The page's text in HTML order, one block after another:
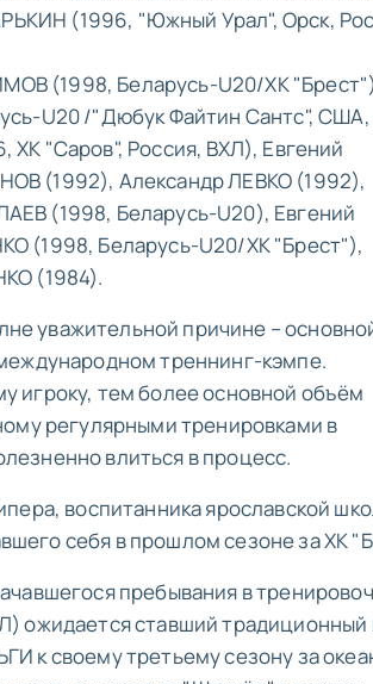
(1996, "Южный Урал", Орск,
(1998, Беларусь-U20/ХК
U20 /"Дюбук Файтин Сантс", США,
"Саров", Россия, ВХЛ), Евгений
(1992), Александр ЛЕВКО (1992),
(1998, Беларусь-U20), Евгений
(1998, Беларусь-U20/ХК "Брест"),
(1984).
уважительной причине –
треннинг-кэмпе.
игроку, тем более основной объём
регулярными тренировками в
влиться в процесс.
воспитанника ярославской
себя в прошлом сезоне за ХК
пребывания в
ожидается ставший традиционный
к своему третьему сезону за